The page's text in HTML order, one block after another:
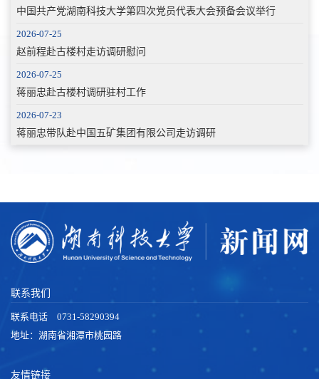
中国共产党湖南科技大学第四次党员代表大会预备会议举行
2026-07-25
赵前程赴古楼村走访调研慰问
2026-07-25
蒋丽忠赴古楼村调研驻村工作
2026-07-23
蒋丽忠带队赴中国五矿集团有限公司走访调研
联系我们
联系电话 0731-58290394
地址：湖南省湘潭市桃园路
友情链接